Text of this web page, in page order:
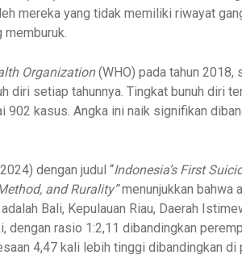
mereka yang tidak memiliki riwayat
memburuk.
Organization(WHO) pada tahun 2018,
diri setiap tahunnya. Tingkat bunuh diri
kasus. Angka ini naik signifikan
dengan judul “Indonesia’s First
and Rurality”menunjukkan bahwa
Bali, Kepulauan Riau, Daerah
rasio 1:2,11 dibandingkan
4,47 kali lebih tinggi dibandingkan di